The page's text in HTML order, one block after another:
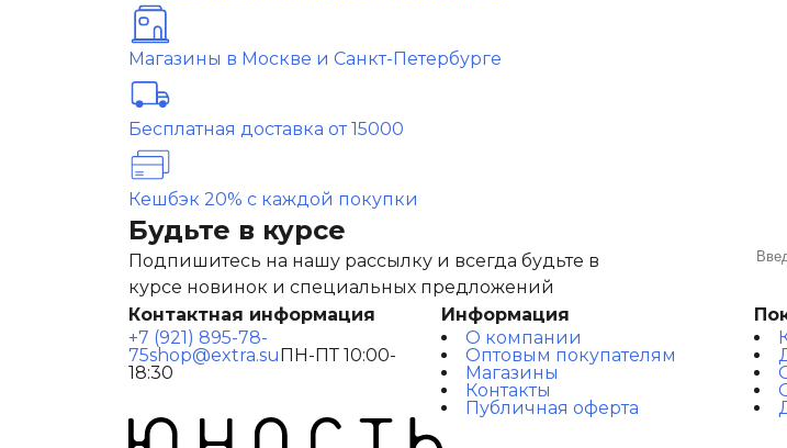
Магазины в Москве и Санкт-Петербурге
Бесплатная доставка от 15000
Кешбэк 20% с каждой покупки
Будьте в курсе
Подпишитесь на нашу рассылку и всегда будьте в
курсе новинок и специальных предложений
Контактная информация
+7 (921) 895-78-
75shop@extra.suПН-ПТ 10:00-
18:30
Информация
О компании
Оптовым покупателям
Магазины
Контакты
Публичная оферта